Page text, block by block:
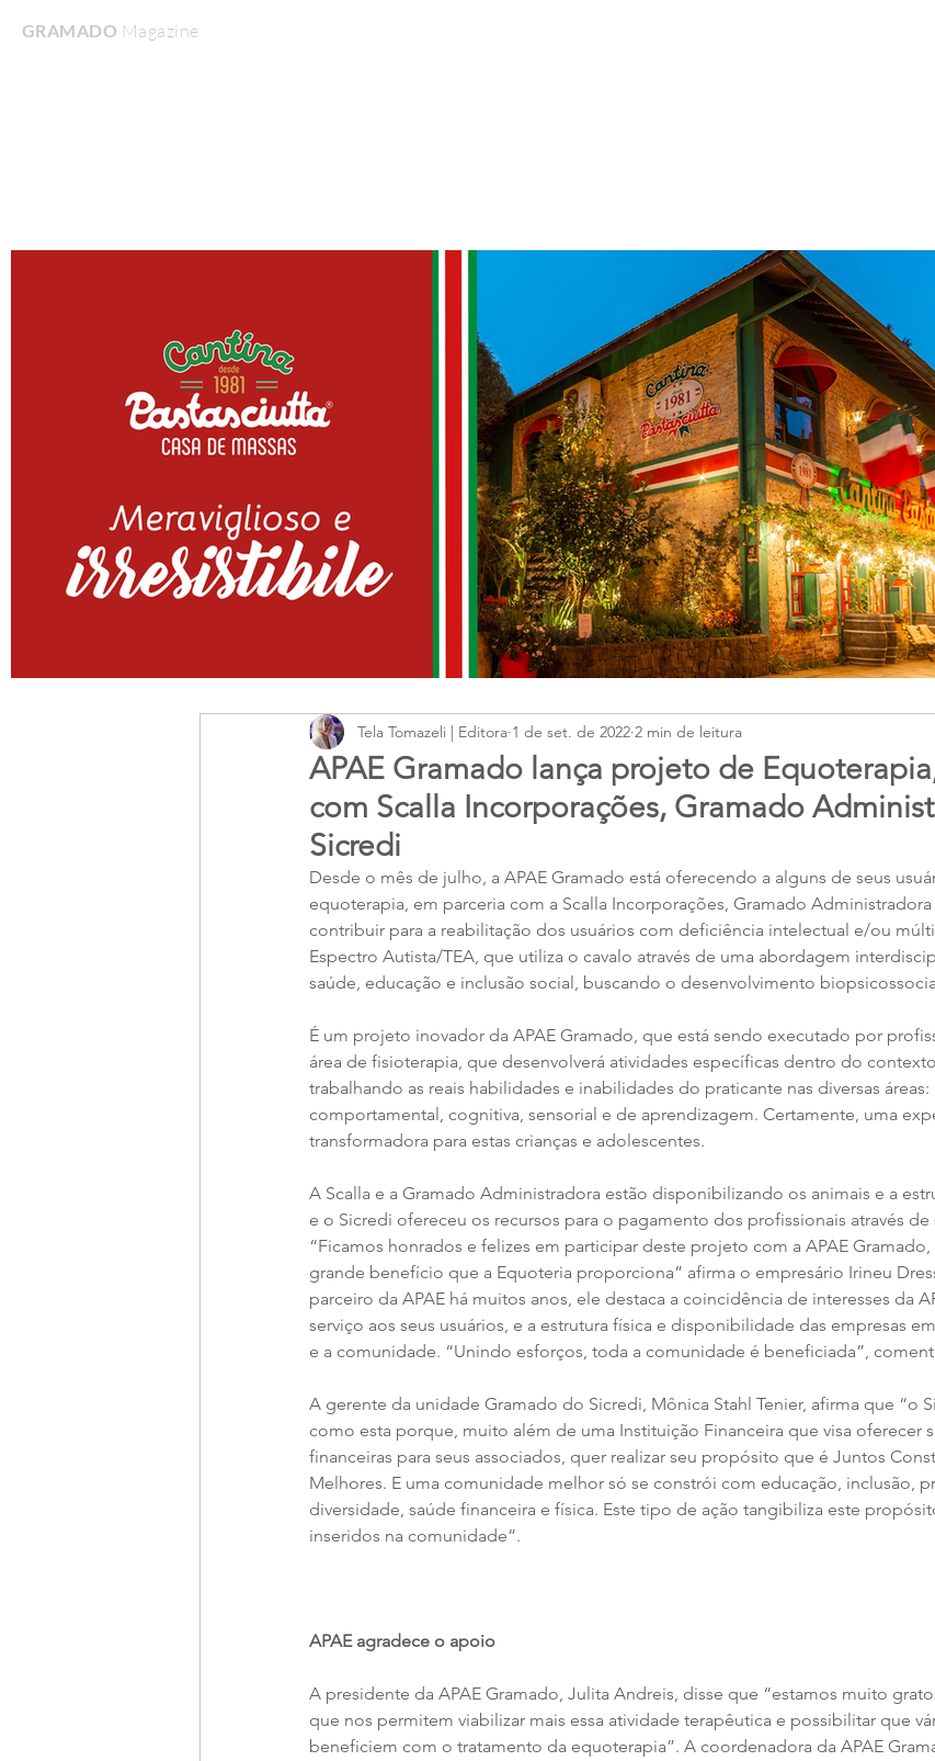
GRAMADO MagazineHome
APAE Gramado lança projeto de
com Scalla Incorporações, Gramado
Sicredi
Tela Tomazeli | Editora 1 de set. de 2022 2 min de leitura
Desde o mês de julho, a APAE Gramado está oferecendo a alguns de seus
equoterapia, em parceria com a Scalla Incorporações, Gramado
contribuir para a reabilitação dos usuários com deficiência intelectual e/ou
Espectro Autista/TEA, que utiliza o cavalo através de uma abordagem
saúde, educação e inclusão social, buscando o desenvolvimento
É um projeto inovador da APAE Gramado, que está sendo executado por
área de fisioterapia, que desenvolverá atividades específicas dentro do
trabalhando as reais habilidades e inabilidades do praticante nas diversas
comportamental, cognitiva, sensorial e de aprendizagem. Certamente, uma
transformadora para estas crianças e adolescentes.
A Scalla e a Gramado Administradora estão disponibilizando os animais e a
e o Sicredi ofereceu os recursos para o pagamento dos profissionais através de
“Ficamos honrados e felizes em participar deste projeto com a APAE
grande benefício que a Equoteria proporciona” afirma o empresário Irineu
parceiro da APAE há muitos anos, ele destaca a coincidência de interesses da
serviço aos seus usuários, e a estrutura física e disponibilidade das empresas
e a comunidade. “Unindo esforços, toda a comunidade é beneficiada”,
A gerente da unidade Gramado do Sicredi, Mônica Stahl Tenier, afirma que “o
como esta porque, muito além de uma Instituição Financeira que visa oferecer
financeiras para seus associados, quer realizar seu propósito que é Juntos
Melhores. E uma comunidade melhor só se constrói com educação, inclusão,
diversidade, saúde financeira e física. Este tipo de ação tangibiliza este
inseridos na comunidade”.
APAE agradece o apoio
A presidente da APAE Gramado, Julita Andreis, disse que “estamos muito
que nos permitem viabilizar mais essa atividade terapêutica e possibilitar que
beneficiem com o tratamento da equoterapia”. A coordenadora da APAE